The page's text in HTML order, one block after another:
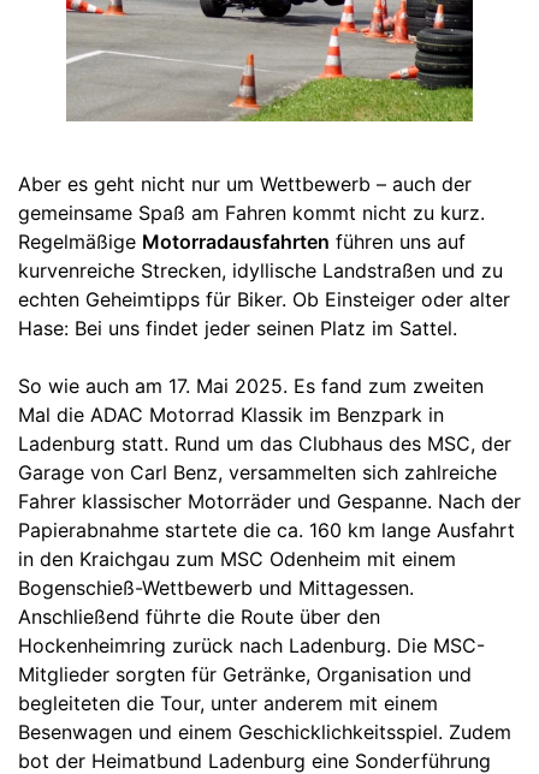
Aber es geht nicht nur um Wettbewerb – auch der
gemeinsame Spaß am Fahren kommt nicht zu kurz.
Regelmäßige Motorradausfahrten führen uns auf
kurvenreiche Strecken, idyllische Landstraßen und zu
echten Geheimtipps für Biker. Ob Einsteiger oder alter
Hase: Bei uns findet jeder seinen Platz im Sattel.
So wie auch am 17. Mai 2025. Es fand zum zweiten
Mal die ADAC Motorrad Klassik im Benzpark in
Ladenburg statt. Rund um das Clubhaus des MSC, der
Garage von Carl Benz, versammelten sich zahlreiche
Fahrer klassischer Motorräder und Gespanne. Nach der
Papierabnahme startete die ca. 160 km lange Ausfahrt
in den Kraichgau zum MSC Odenheim mit einem
Bogenschieß-Wettbewerb und Mittagessen.
Anschließend führte die Route über den
Hockenheimring zurück nach Ladenburg. Die MSC-
Mitglieder sorgten für Getränke, Organisation und
begleiteten die Tour, unter anderem mit einem
Besenwagen und einem Geschicklichkeitsspiel. Zudem
bot der Heimatbund Ladenburg eine Sonderführung